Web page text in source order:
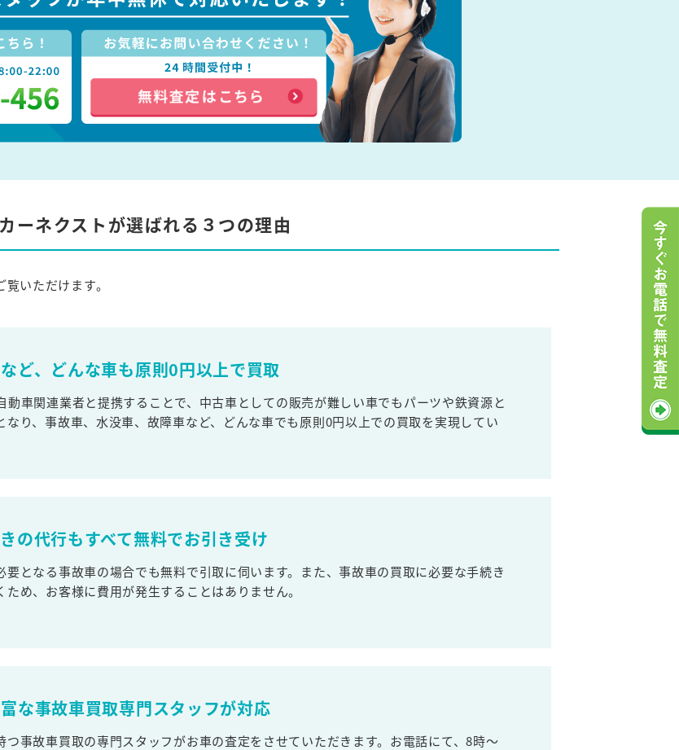
ーネクストが選ばれる３つの理由
いただけます。
ど、どんな車も原則0円以上で買取
動車関連業者と提携することで、中古車としての販売が難しい車でもパーツや鉄資源と
なり、事故車、水没車、故障車など、どんな車でも原則0円以上での買取を実現してい
の代行もすべて無料でお引き受け
要となる事故車の場合でも無料で引取に伺います。また、事故車の買取に必要な手続き
め、お客様に費用が発生することはありません。
な事故車買取専門スタッフが対応
つ事故車買取の専門スタッフがお車の査定をさせていただきます。お電話にて、8時～